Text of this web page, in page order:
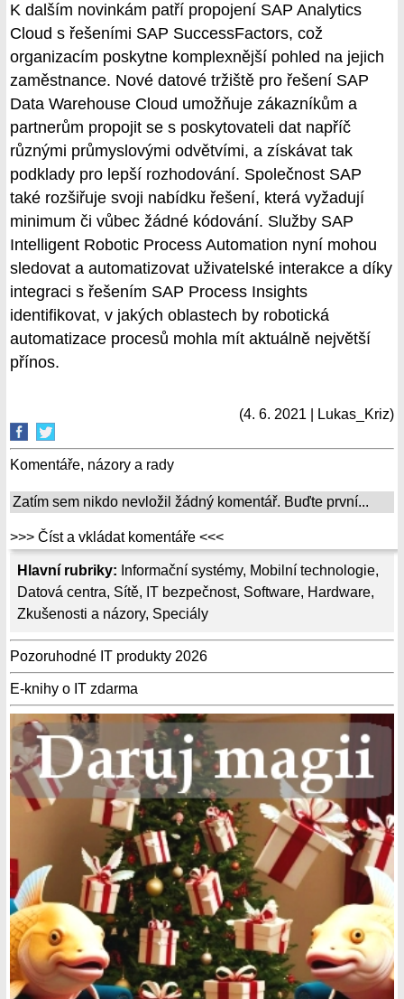
Hlavní rubriky: Informační systémy, Mobilní technologie,
Datová centra, Sítě, IT bezpečnost, Software, Hardware,
Zkušenosti a názory, Speciály
Pozoruhodné IT produkty 2026
E-knihy o IT zdarma
K dalším novinkám patří propojení SAP Analytics
Cloud s řešeními SAP SuccessFactors, což
organizacím poskytne komplexnější pohled na jejich
zaměstnance. Nové datové tržiště pro řešení SAP
Data Warehouse Cloud umožňuje zákazníkům a
partnerům propojit se s poskytovateli dat napříč
různými průmyslovými odvětvími, a získávat tak
podklady pro lepší rozhodování. Společnost SAP
také rozšiřuje svoji nabídku řešení, která vyžadují
minimum či vůbec žádné kódování. Služby SAP
Intelligent Robotic Process Automation nyní mohou
sledovat a automatizovat uživatelské interakce a díky
integraci s řešením SAP Process Insights
identifikovat, v jakých oblastech by robotická
automatizace procesů mohla mít aktuálně největší
přínos.
(4. 6. 2021 | Lukas_Kriz)
Komentáře, názory a rady
Zatím sem nikdo nevložil žádný komentář. Buďte první...
>>> Číst a vkládat komentáře <<<